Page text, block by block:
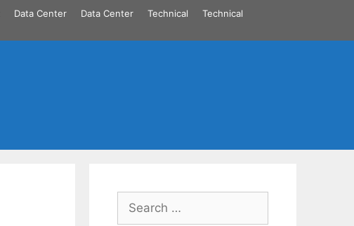
Data Center Data Center Technical
Technical
Search
for: